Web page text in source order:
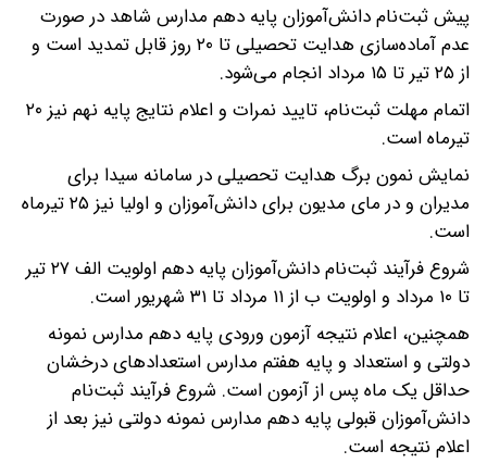
پیش ثبت‌نام دانش‌آموزان پایه دهم مدارس شاهد در صورت
عدم آماده‌سازی هدایت تحصیلی تا ۲۰ روز قابل تمدید است و
از ۲۵ تیر تا ۱۵ مرداد انجام می‌شود.
اتمام مهلت ثبت‌نام، تایید نمرات و اعلام نتایج پایه نهم نیز ۲۰
تیرماه است.
نمایش نمون برگ هدایت تحصیلی در سامانه سیدا برای
مدیران و در مای مدیون برای دانش‌آموزان و اولیا نیز ۲۵ تیرماه
است.
شروع فرآیند ثبت‌نام دانش‌آموزان پایه دهم اولویت الف ۲۷ تیر
تا ۱۰ مرداد و اولویت ب از ۱۱ مرداد تا ۳۱ شهریور است.
همچنین، اعلام نتیجه آزمون ورودی پایه دهم مدارس نمونه
دولتی و استعداد و پایه هفتم مدارس استعدادهای درخشان
حداقل یک ماه پس از آزمون است. شروع فرآیند ثبت‌نام
دانش‌آموزان قبولی پایه دهم مدارس نمونه دولتی نیز بعد از
اعلام نتیجه است.